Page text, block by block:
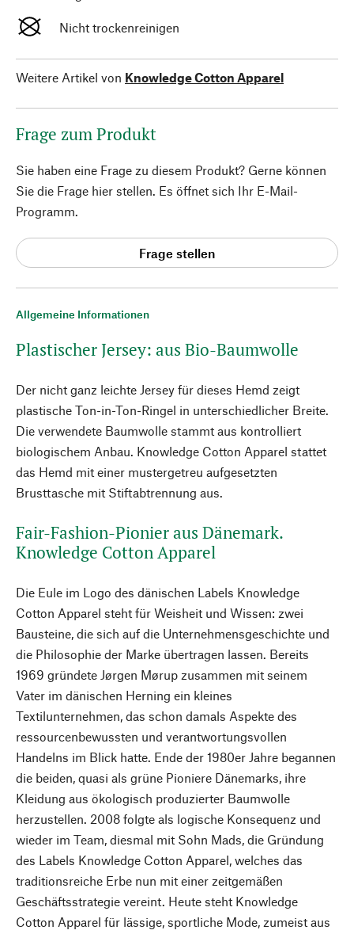
Allgemeine Informationen
Plastischer Jersey: aus Bio-Baumwolle
Der nicht ganz leichte Jersey für dieses Hemd zeigt
plastische Ton-in-Ton-Ringel in unterschiedlicher Breite.
Die verwendete Baumwolle stammt aus kontrolliert
biologischem Anbau. Knowledge Cotton Apparel stattet
das Hemd mit einer mustergetreu aufgesetzten
Brusttasche mit Stiftabtrennung aus.
Fair-Fashion-Pionier aus Dänemark.
Knowledge Cotton Apparel
Die Eule im Logo des dänischen Labels Knowledge
Cotton Apparel steht für Weisheit und Wissen: zwei
Bausteine, die sich auf die Unternehmensgeschichte und
die Philosophie der Marke übertragen lassen. Bereits
1969 gründete Jørgen Mørup zusammen mit seinem
Vater im dänischen Herning ein kleines
Textilunternehmen, das schon damals Aspekte des
ressourcenbewussten und verantwortungsvollen
Handelns im Blick hatte. Ende der 1980er Jahre begannen
die beiden, quasi als grüne Pioniere Dänemarks, ihre
Kleidung aus ökologisch produzierter Baumwolle
herzustellen. 2008 folgte als logische Konsequenz und
wieder im Team, diesmal mit Sohn Mads, die Gründung
des Labels Knowledge Cotton Apparel, welches das
traditionsreiche Erbe nun mit einer zeitgemäßen
Geschäftsstrategie vereint. Heute steht Knowledge
Cotton Apparel für lässige, sportliche Mode, zumeist aus
Nicht trockenreinigen
Weitere Artikel von Knowledge Cotton Apparel
Frage zum Produkt
Sie haben eine Frage zu diesem Produkt? Gerne können
Sie die Frage hier stellen. Es öffnet sich Ihr E-Mail-
Programm.
Frage stellen